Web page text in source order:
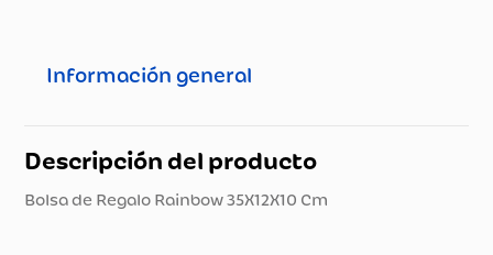
Información general
Descripción del producto
Bolsa de Regalo Rainbow 35X12X10 Cm